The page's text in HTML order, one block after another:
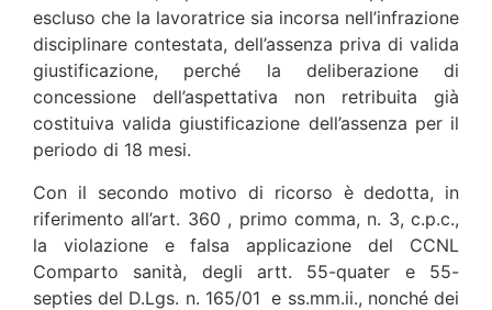
escluso che la lavoratrice sia incorsa nell’infrazione
disciplinare contestata, dell’assenza priva di valida
giustificazione, perché la deliberazione di
concessione dell’aspettativa non retribuita già
costituiva valida giustificazione dell’assenza per il
periodo di 18 mesi.
Con il secondo motivo di ricorso è dedotta, in
riferimento all’art. 360 , primo comma, n. 3, c.p.c.,
la violazione e falsa applicazione del CCNL
Comparto sanità, degli artt. 55-quater e 55-
septies del D.Lgs. n. 165/01 e ss.mm.ii., nonché dei